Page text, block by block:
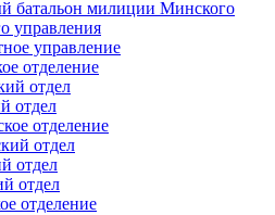
батальон милиции Минского
управления
управление
отделение
отдел
отдел
отделение
отдел
отдел
отдел
отделение